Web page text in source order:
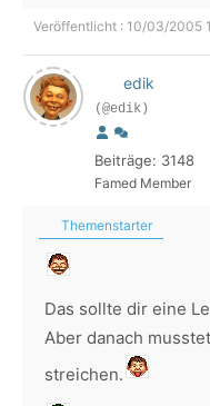
Veröffentlicht : 10/03/2005
edik
(@edik)
Beiträge: 3148
Famed Member
Themenstarter
Das sollte dir eine
Aber danach
streichen.